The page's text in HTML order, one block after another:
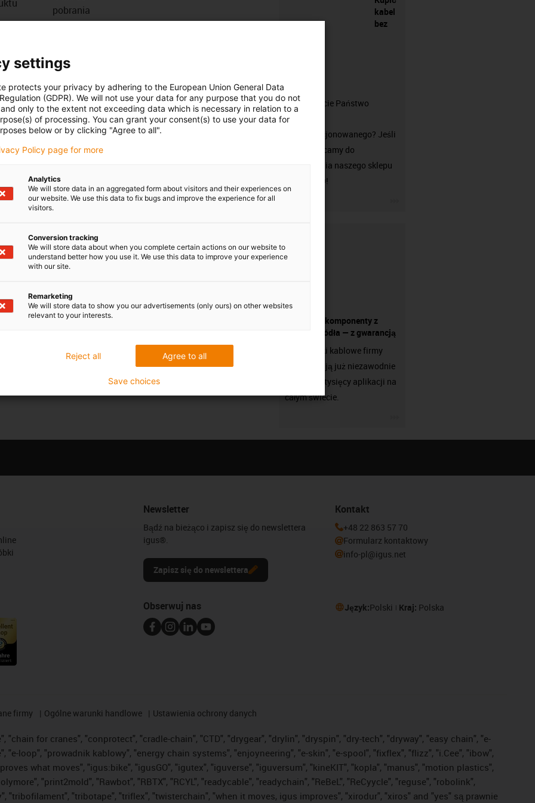
pobrania
kabel
bez
Czu szukacie Państwo
przewodu
niekonfekcjonowanego? Jeśli
tak, zachęcamy do
odwiedzenia naszego sklepu
chainflex®!
Wszystkie komponenty z
jednego źródła — z gwarancją
Prowadniki kablowe firmy
igus działają już niezawodnie
w setkach tysięcy aplikacji na
całym świecie.
Newsletter
Bądź na bieżąco i zapisz się do newslettera
igus®.
Zapisz się do newslettera
Kontakt
+48 22 863 57 70
Formularz kontaktowy
info-pl@igus.net
Obserwuj nas Język:Polski Kraj: Polska
firmy Ogólne warunki handlowe Ustawienia ochrony danych
"chain for cranes", "conprotect", "cradle-chain", "CTD", "drygear", "drylin", "dryspin", "dry-tech", "dryway", "easy chain", "e-
"e-loop", "prowadnik kablowy", "energy chain systems", "enjoyneering", "e-skin", "e-spool", "fixflex", "flizz", "i.Cee", "ibow",
what moves", "igus:bike", "igusGO", "igutex", "iguverse", "iguversum", "kineKIT", "kopla", "manus", "motion plastics",
"print2mold", "Rawbot", "RBTX", "RCYL", "readycable", "readychain", "ReBeL", "ReCyycle", "reguse", "robolink",
"tribofilament", "tribotape", "triflex", "twisterchain", "when it moves, igus improves", "xirodur", "xiros" and "yes" są prawnie
settings
protects your privacy by adhering to the European Union General Data
(GDPR). We will not use your data for any purpose that you do not
only to the extent not exceeding data which is necessary in relation to a
of processing. You can grant your consent(s) to use your data for
below or by clicking "Agree to all".
Policy page for more
Analytics
We will store data in an aggregated form about visitors and their experiences on
our website. We use this data to fix bugs and improve the experience for all
visitors.
Conversion tracking
We will store data about when you complete certain actions on our website to
understand better how you use it. We use this data to improve your experience
with our site.
Remarketing
We will store data to show you our advertisements (only ours) on other websites
relevant to your interests.
Agree to all
Reject all
Save choices